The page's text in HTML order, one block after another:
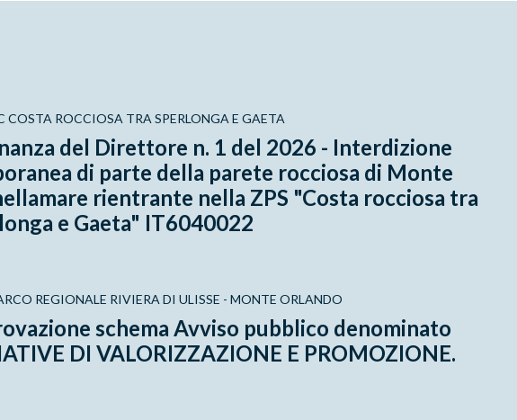
COSTA ROCCIOSA TRA SPERLONGA E GAETA
del Direttore n. 1 del 2026 - Interdizione
di parte della parete rocciosa di Monte
rientrante nella ZPS "Costa rocciosa tra
e Gaeta" IT6040022
REGIONALE RIVIERA DI ULISSE - MONTE ORLANDO
schema Avviso pubblico denominato
DI VALORIZZAZIONE E PROMOZIONE.